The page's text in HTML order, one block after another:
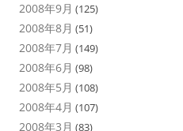
2008年9月 (125)
2008年8月 (51)
2008年7月 (149)
2008年6月 (98)
2008年5月 (108)
2008年4月 (107)
2008年3月 (83)